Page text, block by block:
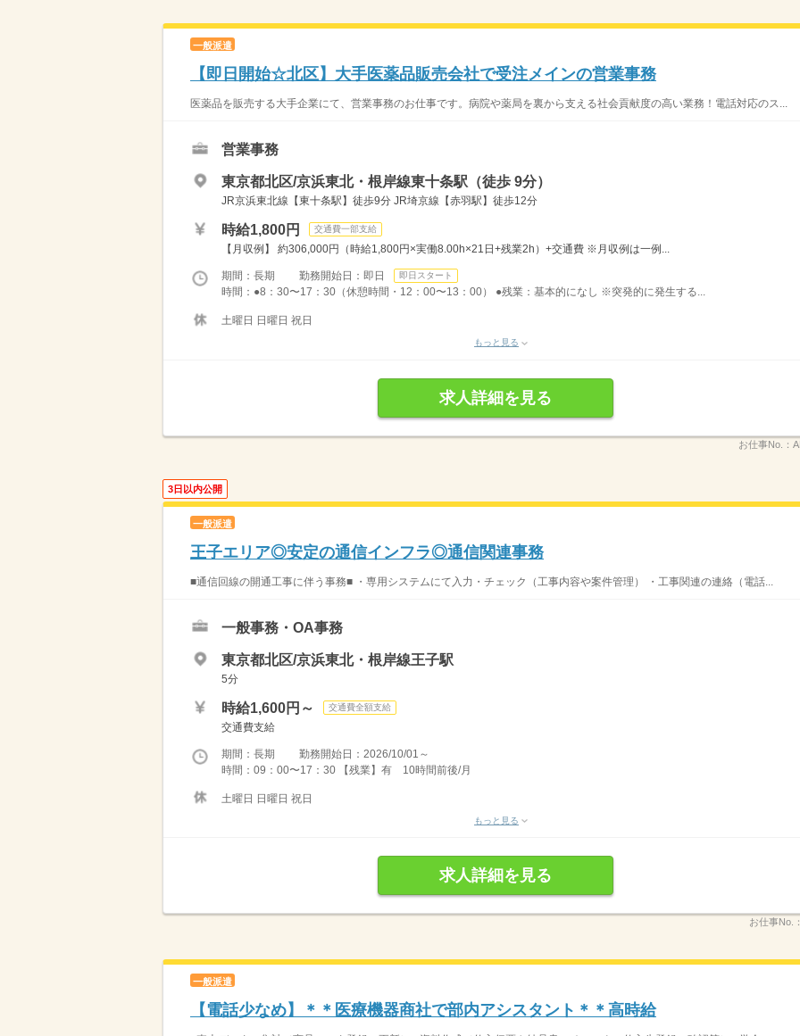
一般派遣
【即日開始☆北区】大手医薬品販売会社で受注メインの営業事務
医薬品を販売する大手企業にて、営業事務のお仕事です。病院や薬局を裏から支える社会貢献度の高い業務！電話対応のス...
営業事務
東京都北区/京浜東北・根岸線東十条駅（徒歩 9分）
JR京浜東北線【東十条駅】徒歩9分 JR埼京線【赤羽駅】徒歩12分
時給1,800円 交通費一部支給
【月収例】 約306,000円（時給1,800円×実働8.00h×21日+残業2h）+交通費 ※月収例は一例...
期間：長期 勤務開始日：即日 即日スタート
時間：●8：30〜17：30（休憩時間・12：00〜13：00） ●残業：基本的になし ※突発的に発生する...
土曜日 日曜日 祝日
もっと見る
求人詳細を見る
お仕事No.：
3日以内公開
一般派遣
王子エリア◎安定の通信インフラ◎通信関連事務
■通信回線の開通工事に伴う事務■ ・専用システムにて入力・チェック（工事内容や案件管理） ・工事関連の連絡（電話...
一般事務・OA事務
東京都北区/京浜東北・根岸線王子駅
5分
時給1,600円～ 交通費全額支給
交通費支給
期間：長期 勤務開始日：2026/10/01～
時間：09：00〜17：30 【残業】有 10時間前後/月
土曜日 日曜日 祝日
もっと見る
求人詳細を見る
お仕事No.：
一般派遣
【電話少なめ】＊＊医療機器商社で部内アシスタント＊＊高時給